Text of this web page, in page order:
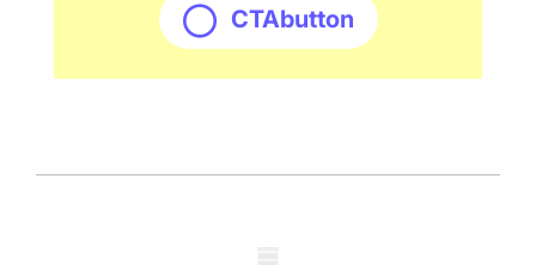
CTAbutton